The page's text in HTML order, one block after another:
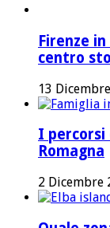
Firenze
centro
13
I percorsi
Romagna
2 Dicembre